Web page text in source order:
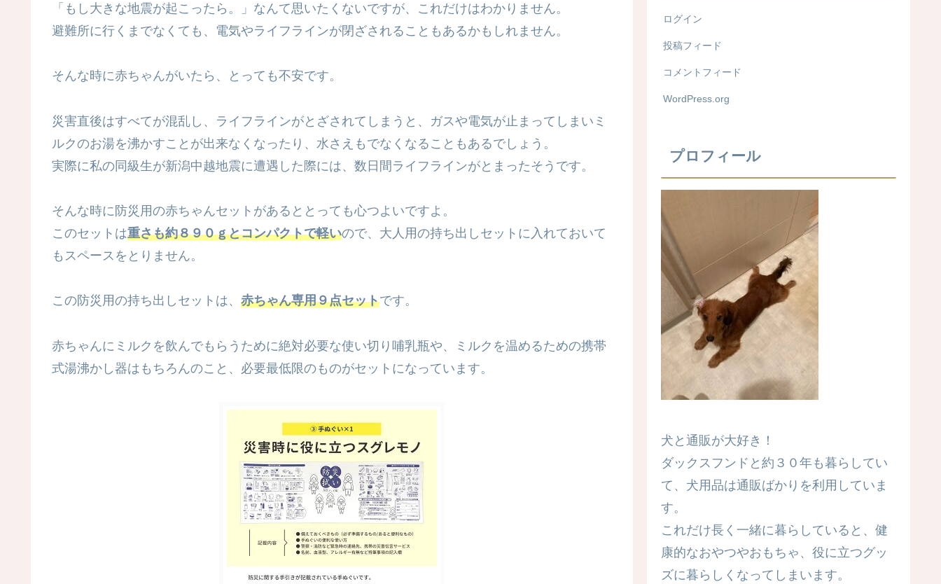
「もし大きな地震が起こったら。」なんて思いたくないですが、これだけはわかりません。
避難所に行くまでなくても、電気やライフラインが閉ざされることもあるかもしれません。
そんな時に赤ちゃんがいたら、とっても不安です。
災害直後はすべてが混乱し、ライフラインがとざされてしまうと、ガスや電気が止まってしまいミ
ルクのお湯を沸かすことが出来なくなったり、水さえもでなくなることもあるでしょう。
実際に私の同級生が新潟中越地震に遭遇した際には、数日間ライフラインがとまったそうです。
そんな時に防災用の赤ちゃんセットがあるととっても心つよいですよ。
このセットは重さも約８９０ｇとコンパクトで軽いので、大人用の持ち出しセットに入れておいて
もスペースをとりません。
この防災用の持ち出しセットは、 赤ちゃん専用９点セットです。
赤ちゃんにミルクを飲んでもらうために絶対必要な使い切り哺乳瓶や、ミルクを温めるための携帯
式湯沸かし器はもちろんのこと、必要最低限のものがセットになっています。
ログイン
投稿フィード
コメントフィード
WordPress.org
プロフィール
犬と通販が大好き！
ダックスフンドと約３０年も暮らしてい
て、犬用品は通販ばかりを利用していま
す。
これだけ長く一緒に暮らしていると、健
康的なおやつやおもちゃ、役に立つグッ
ズに暮らしくなってしまいます。